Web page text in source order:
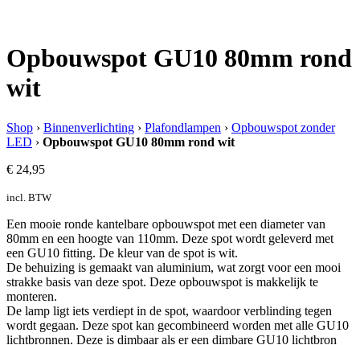
Opbouwspot GU10 80mm rond
wit
Shop › Binnenverlichting › Plafondlampen › Opbouwspot zonder
LED › Opbouwspot GU10 80mm rond wit
€ 24,95
incl. BTW
Een mooie ronde kantelbare opbouwspot met een diameter van
80mm en een hoogte van 110mm. Deze spot wordt geleverd met
een GU10 fitting. De kleur van de spot is wit.
De behuizing is gemaakt van aluminium, wat zorgt voor een mooi
strakke basis van deze spot. Deze opbouwspot is makkelijk te
monteren.
De lamp ligt iets verdiept in de spot, waardoor verblinding tegen
wordt gegaan. Deze spot kan gecombineerd worden met alle GU10
lichtbronnen. Deze is dimbaar als er een dimbare GU10 lichtbron